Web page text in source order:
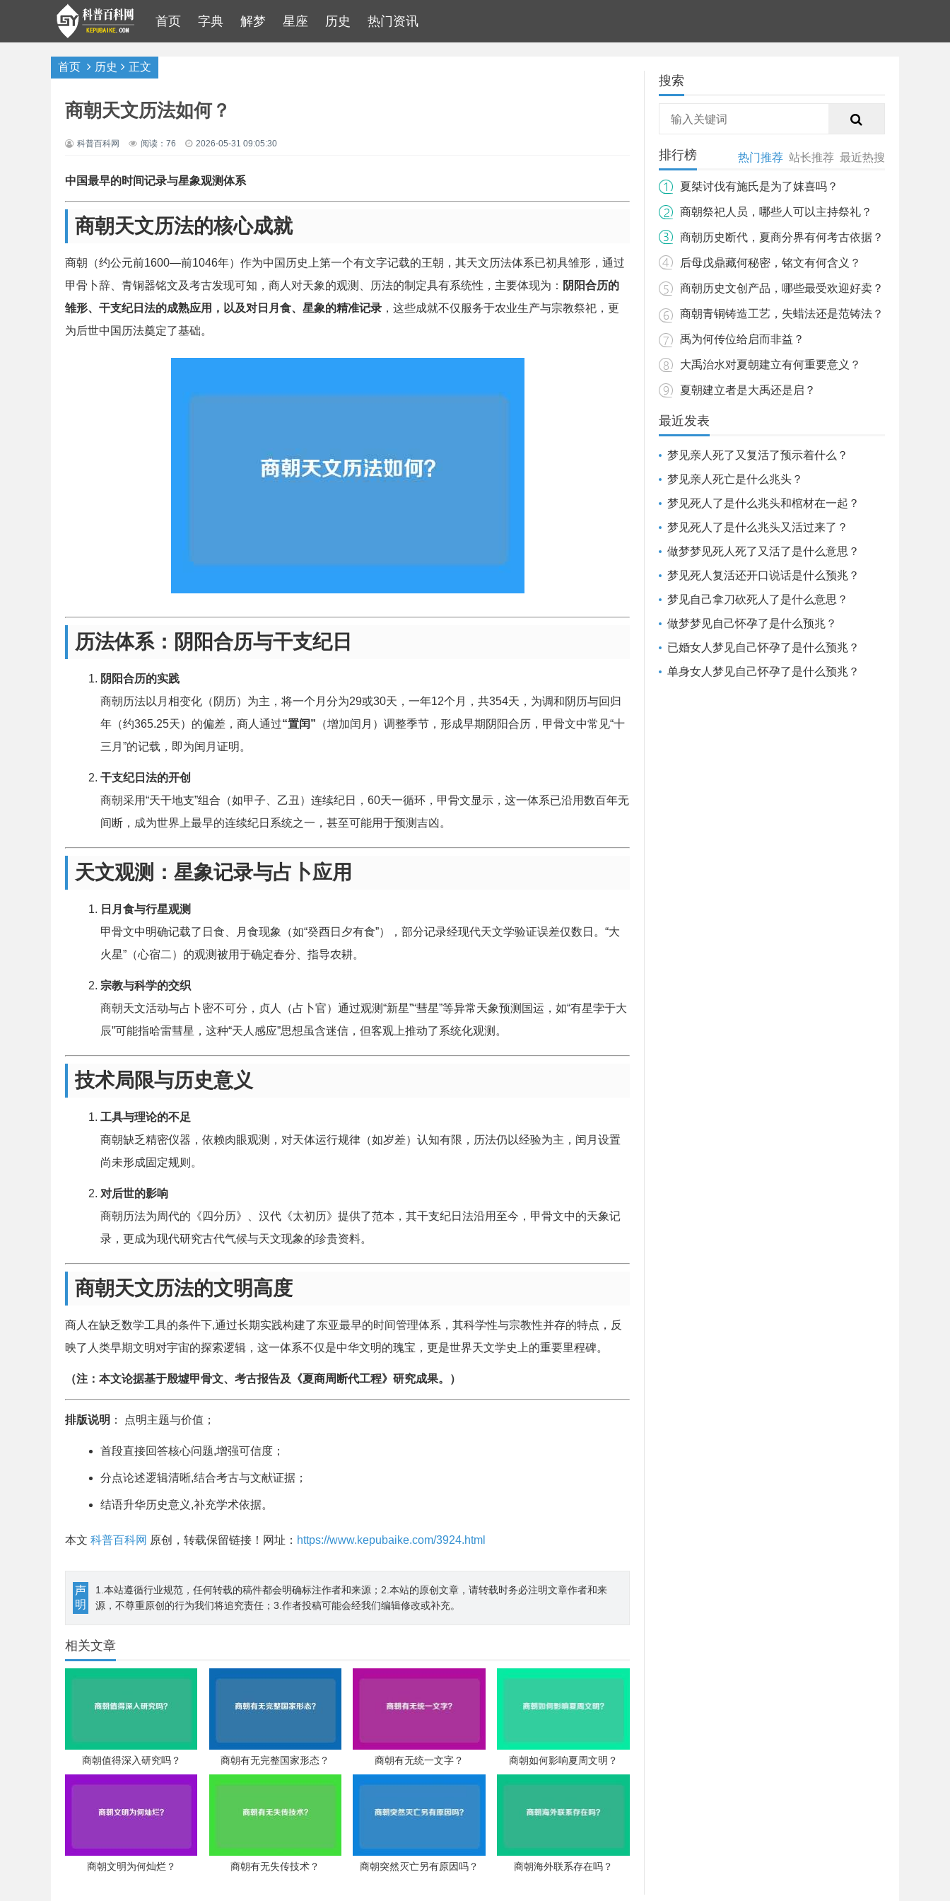
首页 字典 解梦 星座 历史 热门资讯
首页 历史 正文
商朝天文历法如何？
科普百科网 阅读：76 2026-05-31 09:05:30
中国最早的时间记录与星象观测体系
商朝天文历法的核心成就
商朝（约公元前1600—前1046年）作为中国历史上第一个有文字记载的王朝，其天文历法体系已初具雏形，通过
甲骨卜辞、青铜器铭文及考古发现可知，商人对天象的观测、历法的制定具有系统性，主要体现为： 阴阳合历的
雏形、干支纪日法的成熟应用，以及对日月食、星象的精准记录 ，这些成就不仅服务于农业生产与宗教祭祀，更
为后世中国历法奠定了基础。
历法体系：阴阳合历与干支纪日
阴阳合历的实践
商朝历法以月相变化（阴历）为主，将一个月分为29或30天，一年12个月，共354天，为调和阴历与回归
年（约365.25天）的偏差，商人通过“置闰” （增加闰月）调整季节，形成早期阴阳合历，甲骨文中常见“十
三月”的记载，即为闰月证明。
干支纪日法的开创
商朝采用“天干地支”组合（如甲子、乙丑）连续纪日，60天一循环，甲骨文显示，这一体系已沿用数百年无
间断，成为世界上最早的连续纪日系统之一，甚至可能用于预测吉凶。
天文观测：星象记录与占卜应用
日月食与行星观测
甲骨文中明确记载了日食、月食现象（如“癸酉日夕有食”），部分记录经现代天文学验证误差仅数日。“大
火星”（心宿二）的观测被用于确定春分、指导农耕。
宗教与科学的交织
商朝天文活动与占卜密不可分，贞人（占卜官）通过观测“新星”“彗星”等异常天象预测国运，如“有星孛于大
辰”可能指哈雷彗星，这种“天人感应”思想虽含迷信，但客观上推动了系统化观测。
技术局限与历史意义
工具与理论的不足
商朝缺乏精密仪器，依赖肉眼观测，对天体运行规律（如岁差）认知有限，历法仍以经验为主，闰月设置
尚未形成固定规则。
对后世的影响
商朝历法为周代的《四分历》、汉代《太初历》提供了范本，其干支纪日法沿用至今，甲骨文中的天象记
录，更成为现代研究古代气候与天文现象的珍贵资料。
商朝天文历法的文明高度
商人在缺乏数学工具的条件下,通过长期实践构建了东亚最早的时间管理体系，其科学性与宗教性并存的特点，反
映了人类早期文明对宇宙的探索逻辑，这一体系不仅是中华文明的瑰宝，更是世界天文学史上的重要里程碑。
（注：本文论据基于殷墟甲骨文、考古报告及《夏商周断代工程》研究成果。）
排版说明 ： 点明主题与价值；
首段直接回答核心问题,增强可信度；
分点论述逻辑清晰,结合考古与文献证据；
结语升华历史意义,补充学术依据。
本文 科普百科网 原创，转载保留链接！网址： https://www.kepubaike.com/3924.html
声
明
1.本站遵循行业规范，任何转载的稿件都会明确标注作者和来源；2.本站的原创文章，请转载时务必注明文章作者和来
源，不尊重原创的行为我们将追究责任；3.作者投稿可能会经我们编辑修改或补充。
相关文章
商朝值得深入研究吗？ 商朝有无完整国家形态？ 商朝有无统一文字？ 商朝如何影响夏周文明？
商朝文明为何灿烂？ 商朝有无失传技术？ 商朝突然灭亡另有原因吗？ 商朝海外联系存在吗？
搜索
排行榜 热门推荐 站长推荐 最近热搜
夏桀讨伐有施氏是为了妺喜吗？
商朝祭祀人员，哪些人可以主持祭礼？
商朝历史断代，夏商分界有何考古依据？
后母戊鼎藏何秘密，铭文有何含义？
商朝历史文创产品，哪些最受欢迎好卖？
商朝青铜铸造工艺，失蜡法还是范铸法？
禹为何传位给启而非益？
大禹治水对夏朝建立有何重要意义？
夏朝建立者是大禹还是启？
最近发表
梦见亲人死了又复活了预示着什么？
梦见亲人死亡是什么兆头？
梦见死人了是什么兆头和棺材在一起？
梦见死人了是什么兆头又活过来了？
做梦梦见死人死了又活了是什么意思？
梦见死人复活还开口说话是什么预兆？
梦见自己拿刀砍死人了是什么意思？
做梦梦见自己怀孕了是什么预兆？
已婚女人梦见自己怀孕了是什么预兆？
单身女人梦见自己怀孕了是什么预兆？